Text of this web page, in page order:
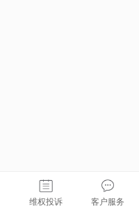
维权投诉 客户服务